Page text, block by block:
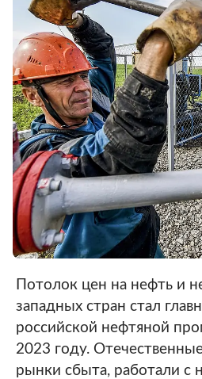
Потолок цен на нефть и
западных стран стал
российской нефтяной
2023 году.
рынки сбыта, работали с